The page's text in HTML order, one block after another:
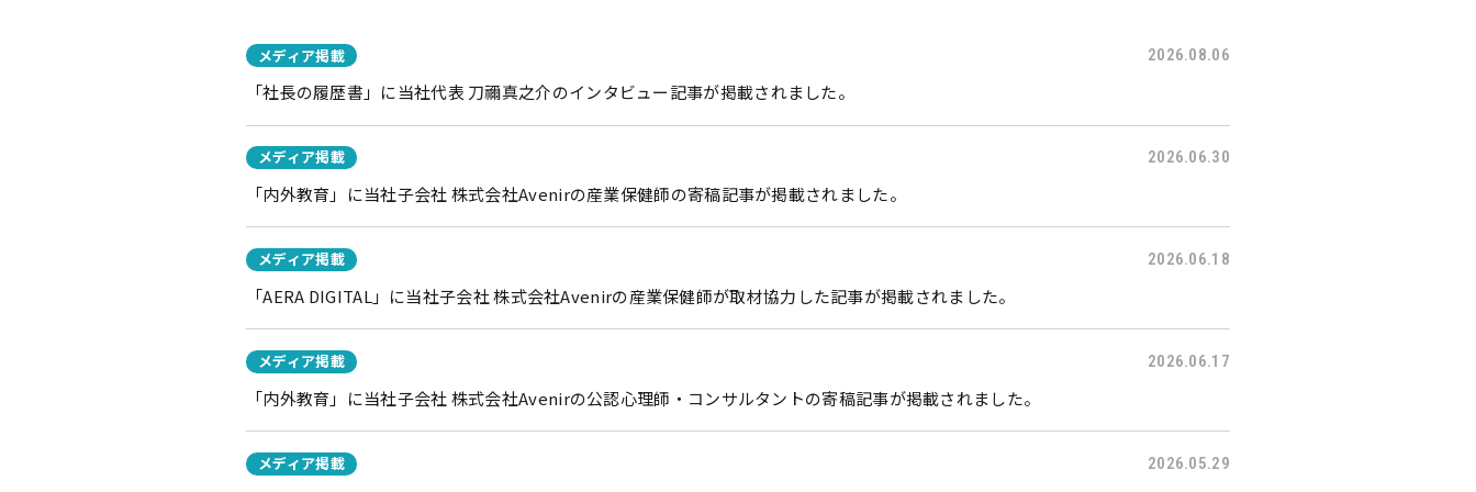
メディア掲載 2026.08.06
「社長の履歴書」に当社代表 刀禰真之介のインタビュー記事が掲載されました。
メディア掲載 2026.06.30
「内外教育」に当社子会社 株式会社Avenirの産業保健師の寄稿記事が掲載されました。
メディア掲載 2026.06.18
「AERA DIGITAL」に当社子会社 株式会社Avenirの産業保健師が取材協力した記事が掲載されました。
メディア掲載 2026.06.17
「内外教育」に当社子会社 株式会社Avenirの公認心理師・コンサルタントの寄稿記事が掲載されました。
メディア掲載 2026.05.29